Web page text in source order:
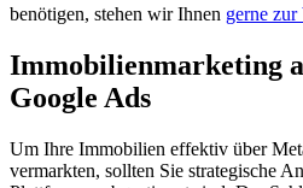
benötigen, stehen wir Ihnen gerne
Immobilienmarketing
Google Ads
Um Ihre Immobilien effektiv über
vermarkten, sollten Sie strategische